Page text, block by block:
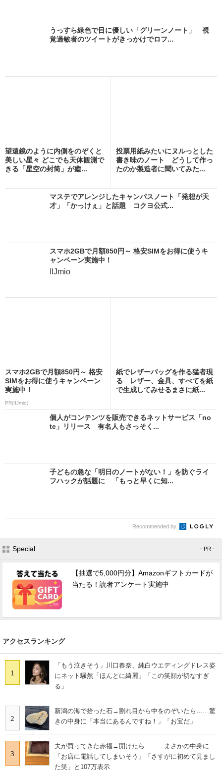
うっすら緑色で目に優しい「グリーンノート」 視
覚過敏者のツイートがきっかけでロフ...
望遠鏡のように内側をのぞくと
美しい星々 どこでも天体観測で
きる「星空の封筒」が癒...
投票用紙みたいにヌルっとした
書き味のノート どうして作っ
たのか製造者に聞いてみた...
マステでアレンジしたキャンパスノート「発想が天
才」「かっけぇ」と話題 コクヨ公式...
スマホ2GBで月額850円～ 格安SIMをお得に使うキ
ャンペーン実施中！
IIJmio
スマホ2GBで月額850円～ 格安
SIMをお得に使うキャンペーン
実施中！
PR(IIJmio)
紙でレザーバッグを作る猛者現
る レザー、金具、すべてを紙
で生成してみせるまさに紙...
個人がコンテンツを販売できるネットサービス「no
te」リリース 有名人もさっそく...
子どもの急な「明日のノートがない！」を防ぐライ
フハックが話題に 「もっと早くに知...
Recommended by
Special - PR -
【抽選で5,000円分】Amazonギフトカードが
当たる！読者アンケート実施中
アクセスランキング
1
「もう泣きそう」川口春奈、純白ウエディングドレス姿
にネット騒然「ほんとに綺麗」「この笑顔が切なすぎ
る」
2
新潟の海で拾った石→割れ目から中をのぞいたら……驚
きの中身に「本当にあるんですね！」「お宝だ」
3
夫が買ってきた赤福→開けたら…… まさかの中身に
「お店に電話してしまいそう」「さすがに初めて見まし
た笑」と107万表示